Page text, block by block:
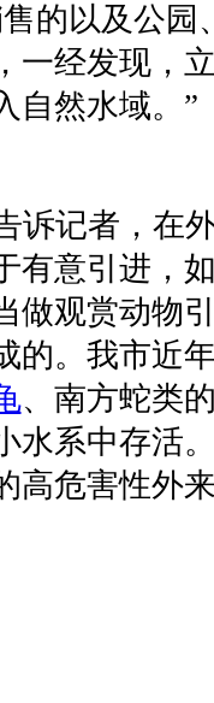
的以及公园
一经发现，
自然水域。”
记者，在
有意引进，
做观赏动物
的。我市近
、南方蛇类
水系中存活
高危害性外